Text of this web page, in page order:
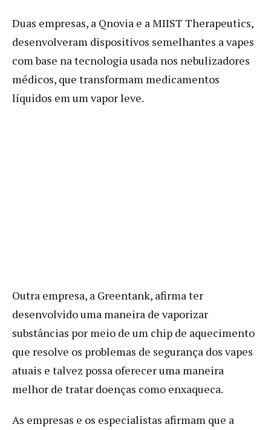
Duas empresas, a Qnovia e a MIIST Therapeutics,
desenvolveram dispositivos semelhantes a vapes
com base na tecnologia usada nos nebulizadores
médicos, que transformam medicamentos
líquidos em um vapor leve.
Outra empresa, a Greentank, afirma ter
desenvolvido uma maneira de vaporizar
substâncias por meio de um chip de aquecimento
que resolve os problemas de segurança dos vapes
atuais e talvez possa oferecer uma maneira
melhor de tratar doenças como enxaqueca.
As empresas e os especialistas afirmam que a